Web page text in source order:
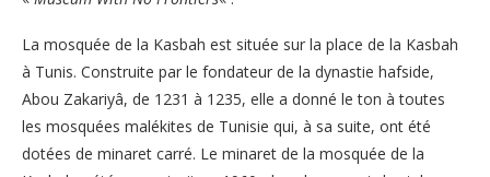
La mosquée de la Kasbah est située sur la place de la Kasbah
à Tunis. Construite par le fondateur de la dynastie hafside,
Abou Zakariyâ, de 1231 à 1235, elle a donné le ton à toutes
les mosquées malékites de Tunisie qui, à sa suite, ont été
dotées de minaret carré. Le minaret de la mosquée de la